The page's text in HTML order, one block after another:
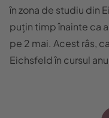
în zona de studiu din
puțin timp înainte ca
pe 2 mai. Acest râs,
Eichsfeld în cursul